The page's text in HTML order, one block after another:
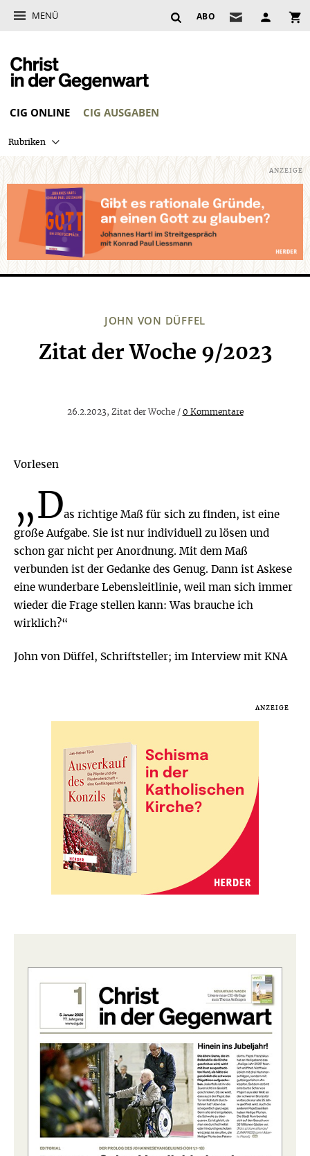
MENÜ ABO
CIG ONLINE CIG AUSGABEN
Rubriken
JOHN VON DÜFFEL
:
Zitat der Woche 9/2023
26.2.2023, Zitat der Woche / 0 Kommentare
Vorlesen
„Das richtige Maß für sich zu finden, ist eine
große Aufgabe. Sie ist nur individuell zu lösen und
schon gar nicht per Anordnung. Mit dem Maß
verbunden ist der Gedanke des Genug. Dann ist Askese
eine wunderbare Lebensleitlinie, weil man sich immer
wieder die Frage stellen kann: Was brauche ich
wirklich?“
John von Düffel, Schriftsteller; im Interview mit KNA